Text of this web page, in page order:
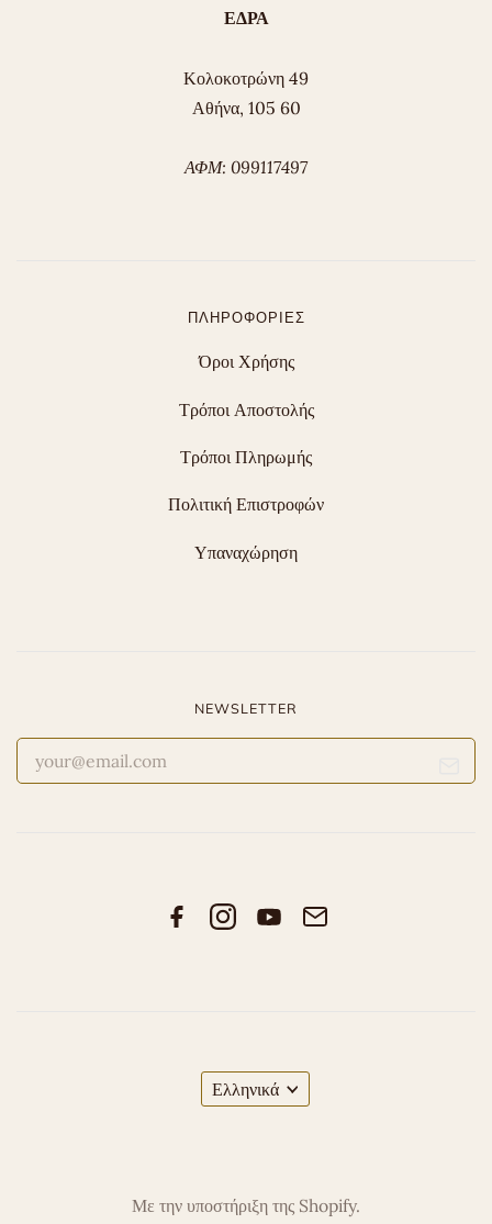
ΕΔΡΑ
Κολοκοτρώνη 49
Αθήνα, 105 60
ΑΦΜ: 099117497
ΠΛΗΡΟΦΟΡΊΕΣ
Όροι Χρήσης
Τρόποι Αποστολής
Τρόποι Πληρωμής
Πολιτική Επιστροφών
Υπαναχώρηση
NEWSLETTER
Ελληνικά
Με την υποστήριξη της Shopify.